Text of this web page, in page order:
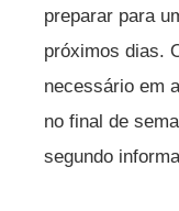
preparar para
próximos dias.
necessário em
no final de
segundo